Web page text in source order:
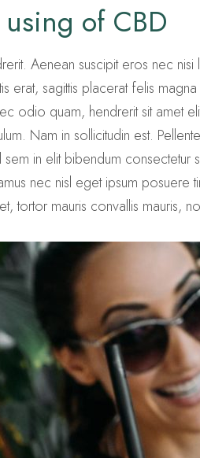
of CBD
Aenean suscipit eros nec
erat, sagittis placerat felis
odio quam, hendrerit sit amet
Nam in sollicitudin est.
in elit bibendum
nec nisl eget ipsum
tortor mauris convallis mauris,